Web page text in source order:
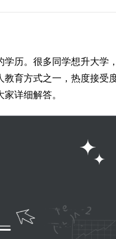
历。很多同学想升大学
育方式之一，热度接受
详细解答。